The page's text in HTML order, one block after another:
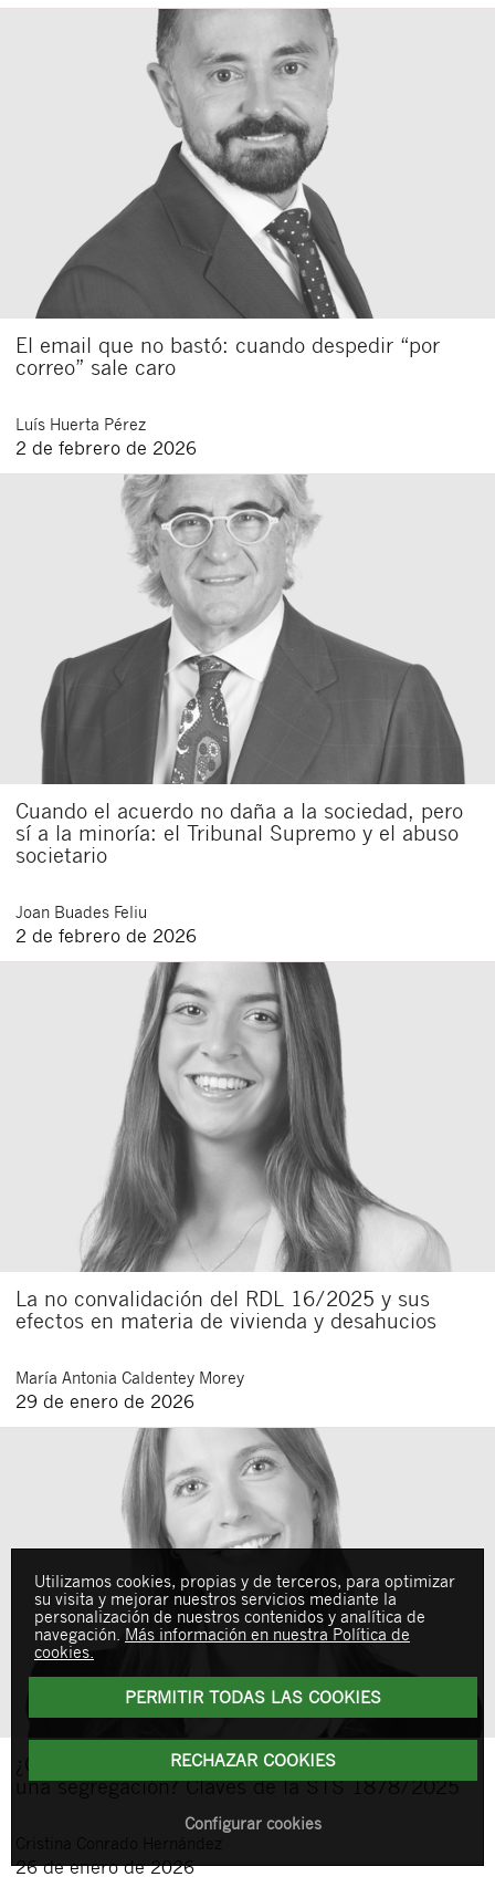
El email que no bastó: cuando despedir “por
correo” sale caro
Luís Huerta Pérez
2 de febrero de 2026
Cuando el acuerdo no daña a la sociedad, pero
sí a la minoría: el Tribunal Supremo y el abuso
societario
Joan Buades Feliu
2 de febrero de 2026
La no convalidación del RDL 16/2025 y sus
efectos en materia de vivienda y desahucios
María Antonia Caldentey Morey
29 de enero de 2026
¿Cuándo vender una rama de actividad no es
una segregación? Claves de la STS 1878/2025
26 de enero de 2026
Utilizamos cookies, propias y de terceros, para optimizar
su visita y mejorar nuestros servicios mediante la
personalización de nuestros contenidos y analítica de
navegación. Más información en nuestra Política de
cookies.
PERMITIR TODAS LAS COOKIES
RECHAZAR COOKIES
Configurar cookies